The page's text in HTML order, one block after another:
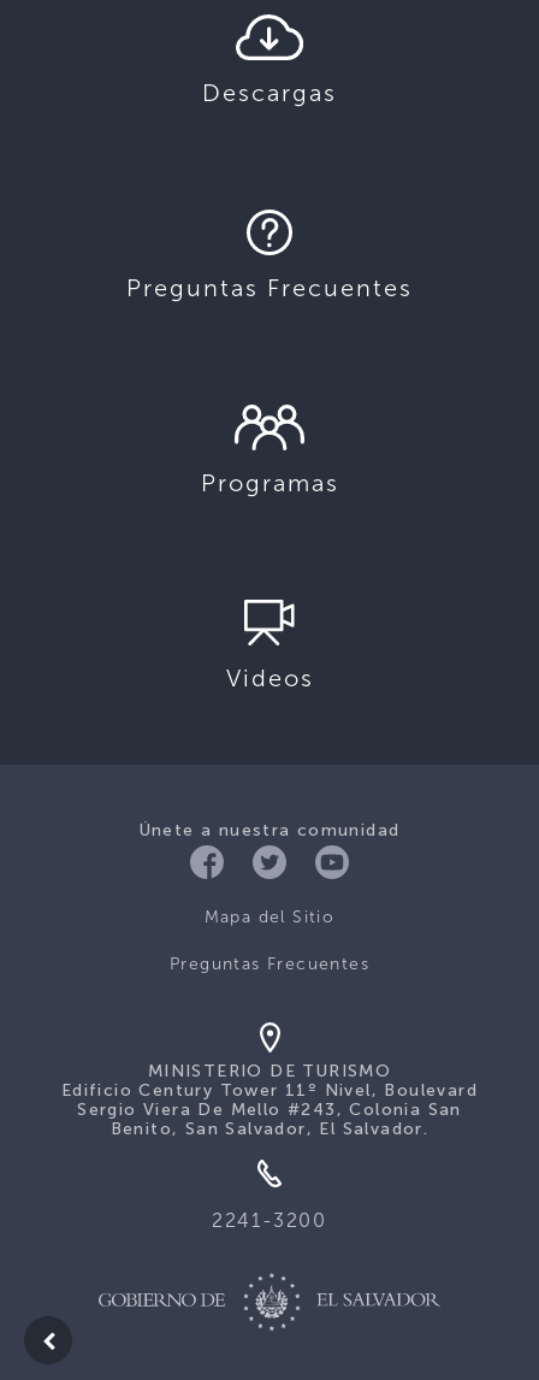
Descargas
Preguntas Frecuentes
Programas
Videos
Únete a nuestra comunidad
Mapa del Sitio
Preguntas Frecuentes
MINISTERIO DE TURISMO
Edificio Century Tower 11º Nivel, Boulevard
Sergio Viera De Mello #243, Colonia San
Benito, San Salvador, El Salvador.
2241-3200